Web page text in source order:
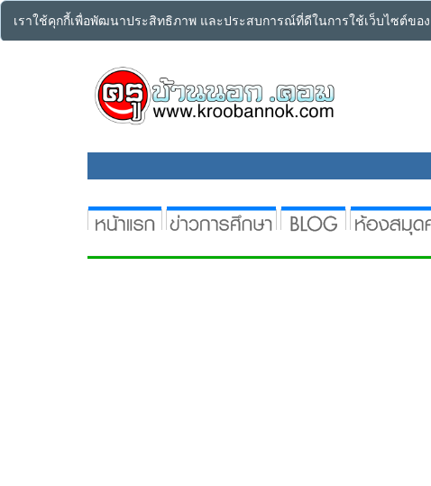
เราใช้คุกกี้เพื่อพัฒนาประสิทธิภาพ และประสบการณ์ที่ดีในการใช้เว็บไซต์ข